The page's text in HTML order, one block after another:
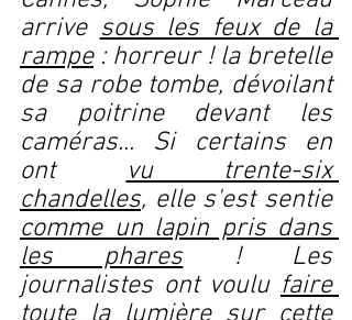
arrive sous les feux de la
rampe : horreur ! la bretelle
de sa robe tombe, dévoilant
sa poitrine devant les
caméras... Si certains en
ont
vu trente-six
chandelles
, elle s'est sentie
comme un lapin pris dans
les phares ! Les
journalistes ont voulu faire